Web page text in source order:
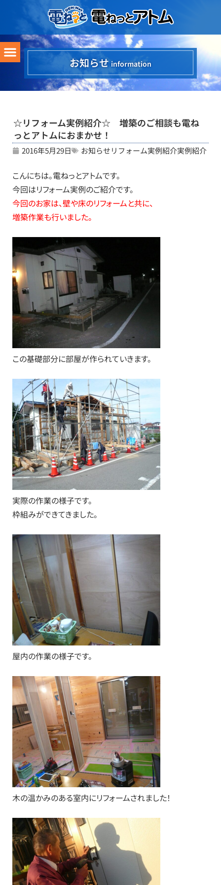
お知らせ information
☆リフォーム実例紹介☆ 増築のご相談も電ね
っとアトムにおまかせ！
2016年5月29日 お知らせリフォーム実例紹介実例紹介
こんにちは。電ねっとアトムです。
今回はリフォーム実例のご紹介です。
今回のお家は、壁や床のリフォームと共に、
増築作業も行いました。
この基礎部分に部屋が作られていきます。
実際の作業の様子です。
枠組みができてきました。
屋内の作業の様子です。
木の温かみのある室内にリフォームされました！